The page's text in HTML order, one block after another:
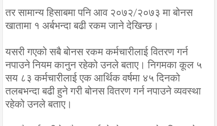
तर सामान्य हिसाबमा पनि आव २०७२/२०७३ मा बोनस
खातामा १ अर्बभन्दा बढी रकम जाने देखिन्छ।
यसरी गएको सबै बोनस रकम कर्मचारीलाई वितरण गर्न
नपाउने नियम कानुन रहेको उनले बताए। निगमका कूल ५
सय ८३ कर्मचारीलाई एक आर्थिक वर्षमा ४५ दिनको
तलबभन्दा बढी हुने गरी बोनस वितरण गर्न नपाउने व्यवस्था
रहेको उनले बताए।